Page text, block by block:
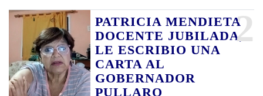
2
PATRICIA MENDIETA
DOCENTE JUBILADA,
LE ESCRIBIO UNA
CARTA AL
GOBERNADOR
PULLARO